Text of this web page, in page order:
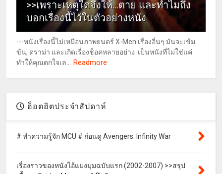
>>เพราะเหตุใดจึงให้...ตาย และทำไมถึง
บอกเรื่องนี้ไว้ในตัวอย่างหนัง
---หนังเรื่องนี้ไม่เหมือนภาพยนตร์ X-Men เรื่องอื่นๆ มันจะเข้ม
ข้น, ดราม่า และเกิดเรื่องช็อคหลายอย่าง เป็นหนังที่ไม่ใช่แค่
ทำให้คุณตกใจเล...
Readmore
ฮ็อตฮิตประจำสัปดาห์
# ทำความรู้จัก MCU # ก่อนดู Avengers: Infinity War
เรื่องราวของหนังไอ้แมงมุมฉบับแรก (2002-2007) >>สรุป